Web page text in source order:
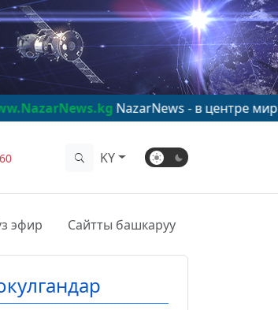
NazarNews - в центре мирового
KY
эфир Сайтты башкаруу